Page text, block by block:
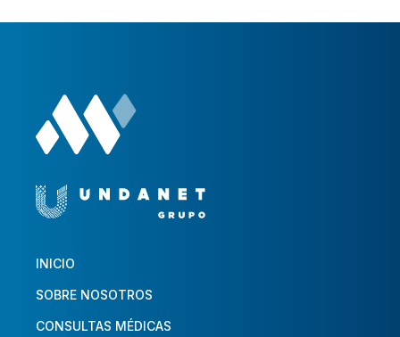
INICIO
SOBRE NOSOTROS
CONSULTAS MÉDICAS